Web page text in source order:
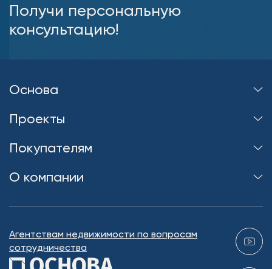
Получи персональную
консультацию!
Основа
Проекты
Покупателям
О компании
Агентствам недвижимости по вопросам
сотрудничества